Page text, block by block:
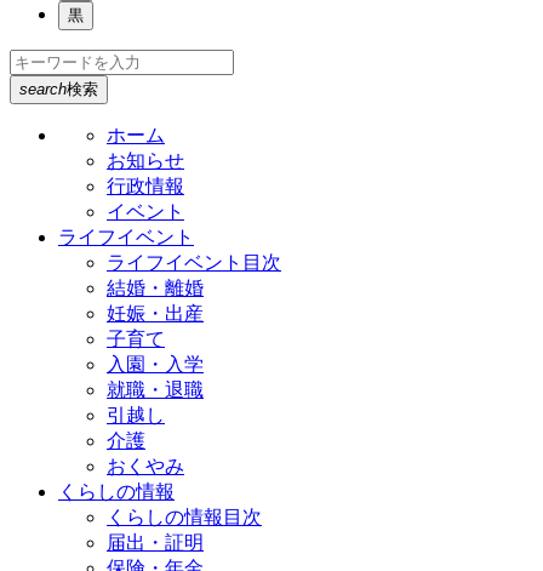
黒
search検索
ホーム
お知らせ
行政情報
イベント
ライフイベント
ライフイベント目次
結婚・離婚
妊娠・出産
子育て
入園・入学
就職・退職
引越し
介護
おくやみ
くらしの情報
くらしの情報目次
届出・証明